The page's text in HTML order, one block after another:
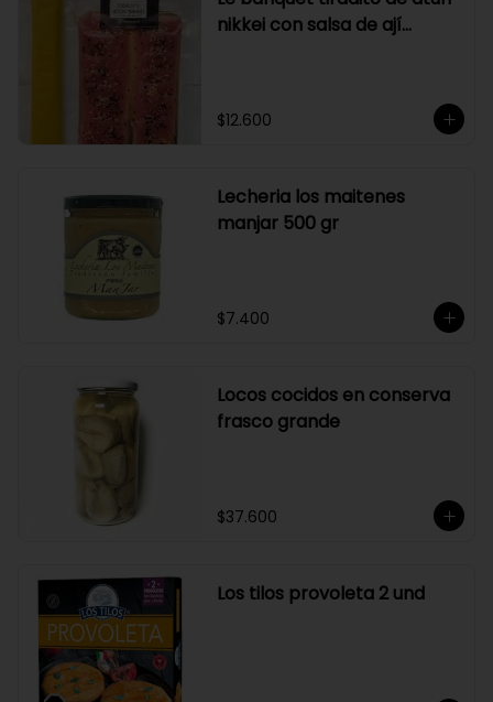
nikkei con salsa de ají
$12.600
Lecheria los maitenes
manjar 500 gr
$7.400
Locos cocidos en conserva
frasco grande
$37.600
Los tilos provoleta 2 und